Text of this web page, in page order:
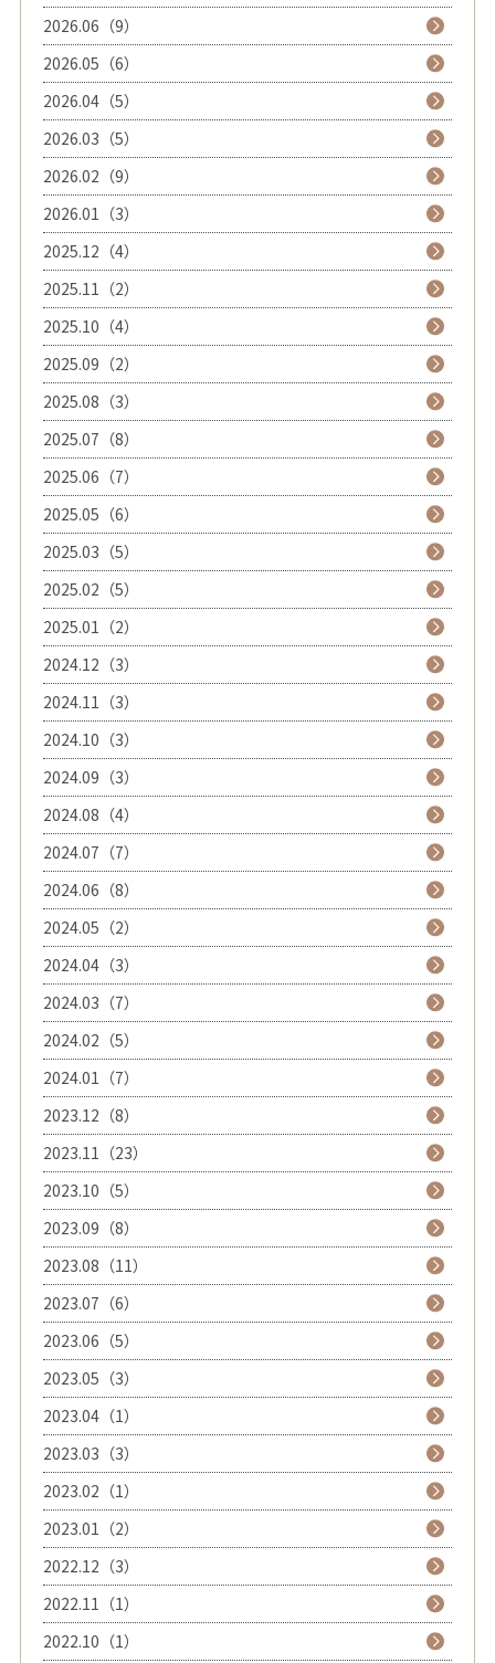
2026.06（9）
2026.05（6）
2026.04（5）
2026.03（5）
2026.02（9）
2026.01（3）
2025.12（4）
2025.11（2）
2025.10（4）
2025.09（2）
2025.08（3）
2025.07（8）
2025.06（7）
2025.05（6）
2025.03（5）
2025.02（5）
2025.01（2）
2024.12（3）
2024.11（3）
2024.10（3）
2024.09（3）
2024.08（4）
2024.07（7）
2024.06（8）
2024.05（2）
2024.04（3）
2024.03（7）
2024.02（5）
2024.01（7）
2023.12（8）
2023.11（23）
2023.10（5）
2023.09（8）
2023.08（11）
2023.07（6）
2023.06（5）
2023.05（3）
2023.04（1）
2023.03（3）
2023.02（1）
2023.01（2）
2022.12（3）
2022.11（1）
2022.10（1）